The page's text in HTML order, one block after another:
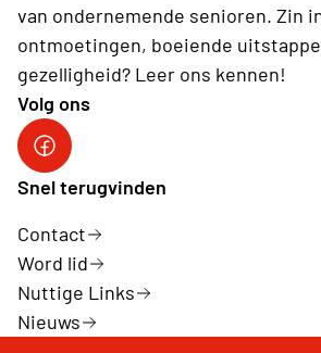
van ondernemende senioren. Zin
ontmoetingen, boeiende
gezelligheid? Leer ons kennen!
Volg ons
Facebook Neos Harelbeke
Snel terugvinden
Contact
Word lid
Nuttige Links
Nieuws